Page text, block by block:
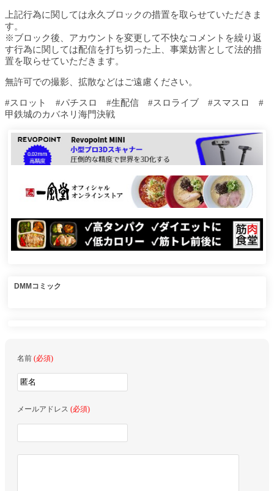
上記行為に関しては永久ブロックの措置を取らせていただきま
す。
※ブロック後、アカウントを変更して不快なコメントを繰り返
す行為に関しては配信を打ち切った上、事業妨害として法的措
置を取らせていただきます。
無許可での撮影、拡散などはご遠慮ください。
#スロット #パチスロ #生配信 #スロライブ #スマスロ #
甲鉄城のカバネリ海門決戦
DMMコミック
名前 (必須)
メールアドレス (必須)